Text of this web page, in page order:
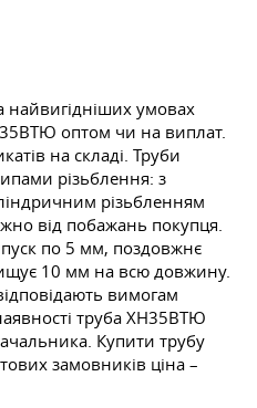
найвигідніших умовах
оптом чи на виплат.
на складі. Труби
різьблення: з
різьбленням
від побажань покупця.
по 5 мм, поздовжнє
10 мм на всю довжину.
вимогам
труба ХН35ВТЮ
Купити трубу
замовників ціна –